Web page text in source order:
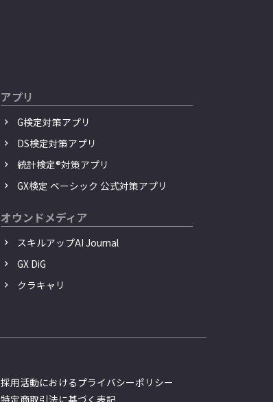
アプリ
G検定対策アプリ
DS検定対策アプリ
統計検定®︎対策アプリ
GX検定 ベーシック 公式対策アプリ
オウンドメディア
スキルアップAI Journal
GX DiG
クラキャリ
採用活動におけるプライバシーポリシー
特定商取引法に基づく表記